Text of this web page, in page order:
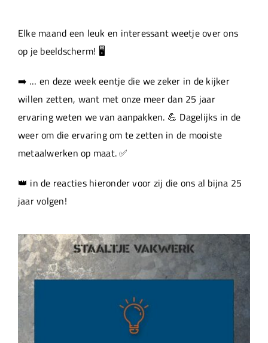
Projecten
Werken bij
Elke maand een leuk en interessant weetje over ons
op je beeldscherm! 🖥️
➡️ … en deze week eentje die we zeker in de kijker
willen zetten, want met onze meer dan 25 jaar
ervaring weten we van aanpakken. 💪 Dagelijks in de
weer om die ervaring om te zetten in de mooiste
metaalwerken op maat. ✅
👑 in de reacties hieronder voor zij die ons al bijna 25
jaar volgen!